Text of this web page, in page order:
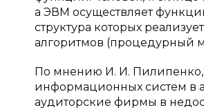
а ЭВМ осуществляет
структура которых
алгоритмов (процедурный
По мнению И. И. Пилипенко,
информационных систем в
аудиторские фирмы в